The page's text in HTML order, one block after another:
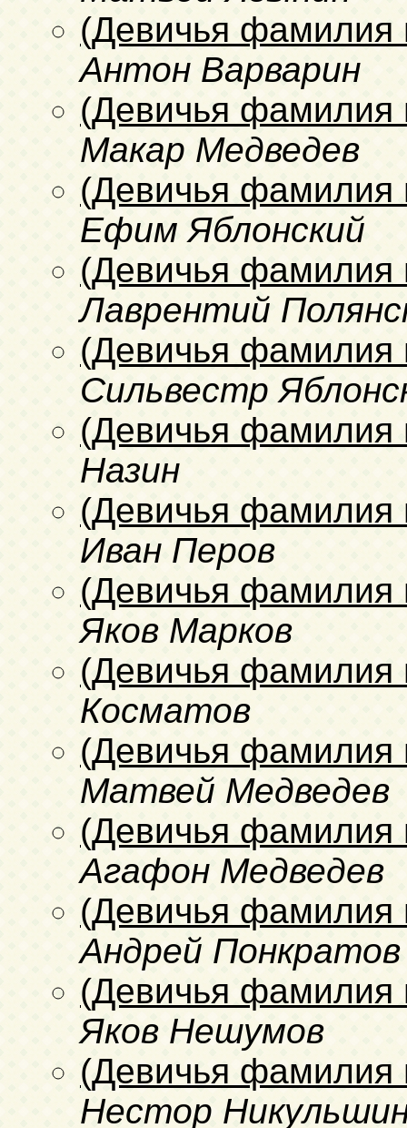
(Девичья фамилия
Антон Варварин
(Девичья фамилия
Макар Медведев
(Девичья фамилия
Ефим Яблонский
(Девичья фамилия
Лаврентий
(Девичья фамилия
Сильвестр
(Девичья фамилия
Назин
(Девичья фамилия
Иван Перов
(Девичья фамилия
Яков Марков
(Девичья фамилия
Косматов
(Девичья фамилия
Матвей Медведев
(Девичья фамилия
Агафон Медведев
(Девичья фамилия
Андрей Понкратов
(Девичья фамилия
Яков Нешумов
(Девичья фамилия
Нестор